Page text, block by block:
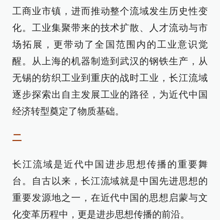
工商业市镇，进而推动整个流域发生历史性变
化。工业集聚带来的技术扩散、人才流动与市
场拓展，更带动了全国范围内的工业意识觉
醒。从上海的机器制造到武汉的钢铁生产，从
无锡的纺织工业到重庆的战时工业，长江流域
逐步探索出自主发展工业的路径，为近代中国
经济转型奠定了物质基础。
二
长江流域是近代中国进步思想传播的重要舞
台。自古以来，长江流域就是中国先进思想的
重要发源地之一，在近代中国的思想启蒙与文
化变革历程中，更是进步思想传播的前沿。